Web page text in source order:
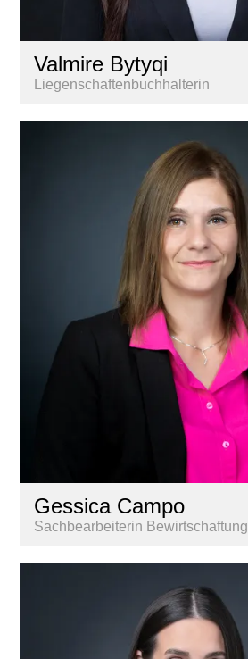
Valmire Bytyqi
Liegenschaftenbuchhalterin
Gessica Campo
Sachbearbeiterin Bewirtschaftung